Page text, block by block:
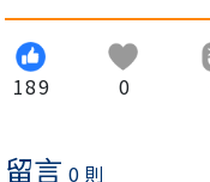
189 0